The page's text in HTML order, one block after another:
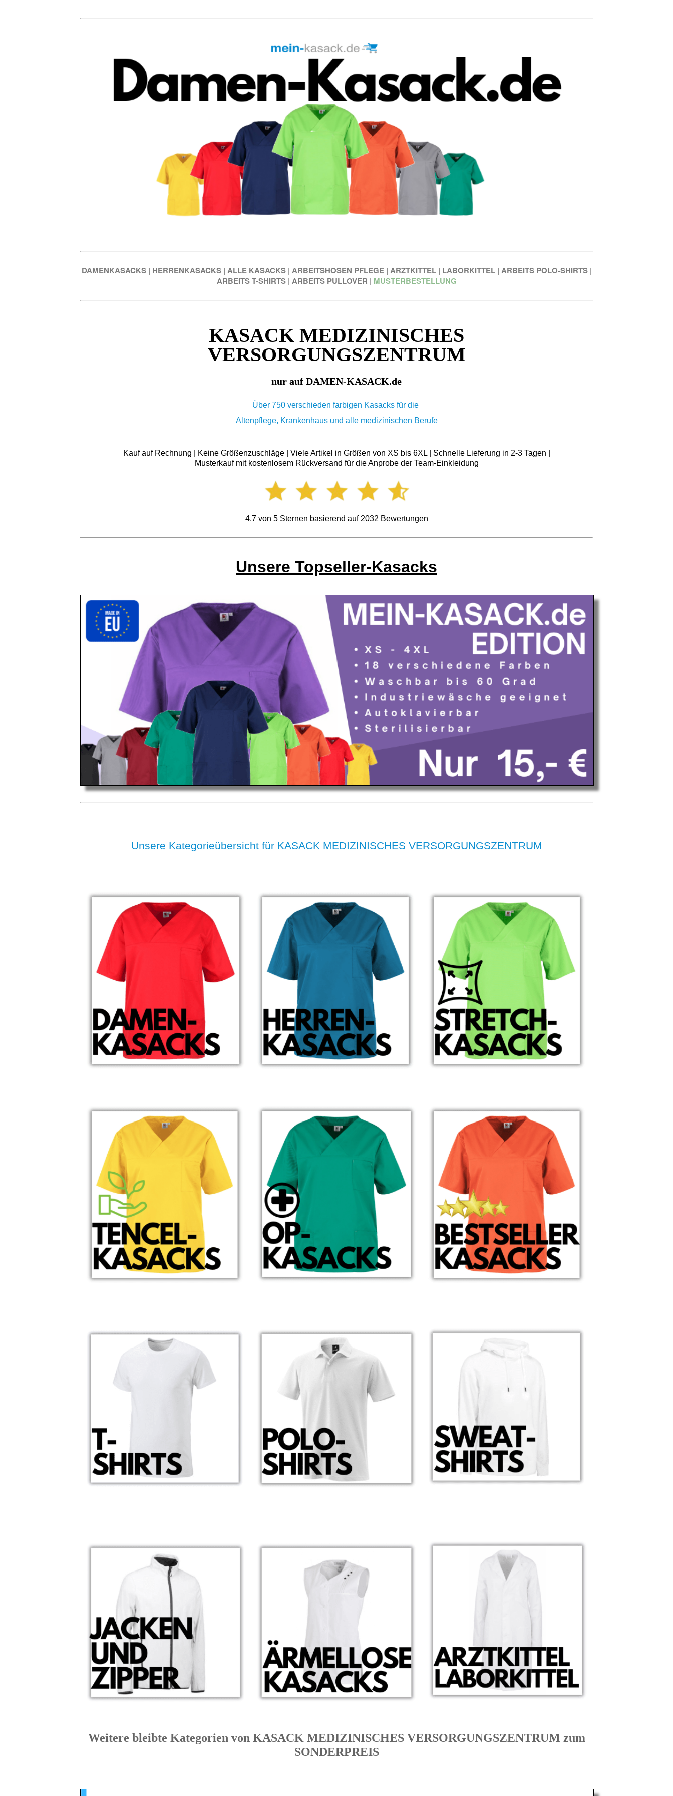
DAMENKASACKS | HERRENKASACKS | ALLE KASACKS | ARBEITSHOSEN PFLEGE | ARZTKITTEL | LABORKITTEL | ARBEITS POLO-SHIRTS |
ARBEITS T-SHIRTS | ARBEITS PULLOVER | MUSTERBESTELLUNG
KASACK MEDIZINISCHES
VERSORGUNGSZENTRUM
nur auf DAMEN-KASACK.de
Über 750 verschieden farbigen Kasacks für die
Altenpflege, Krankenhaus und alle medizinischen Berufe
Kauf auf Rechnung | Keine Größenzuschläge | Viele Artikel in Größen von XS bis 6XL | Schnelle Lieferung in 2-3 Tagen |
Musterkauf mit kostenlosem Rückversand für die Anprobe der Team-Einkleidung
4.7von 5Sternen basierend auf 2032 Bewertungen
Unsere Topseller-Kasacks
Unsere Kategorieübersicht für KASACK MEDIZINISCHES VERSORGUNGSZENTRUM
Weitere bleibte Kategorien von KASACK MEDIZINISCHES VERSORGUNGSZENTRUM zum
SONDERPREIS